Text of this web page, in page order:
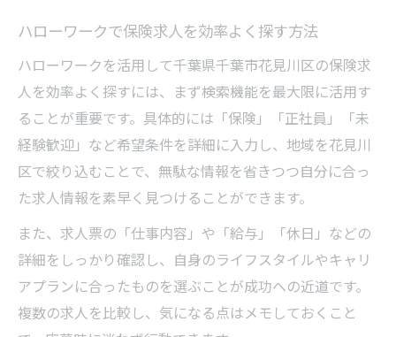
ハローワークで保険求人を効率よく探す方法
ハローワークを活用して千葉県千葉市花見川区の保険求
人を効率よく探すには、まず検索機能を最大限に活用す
ることが重要です。具体的には「保険」「正社員」「未
経験歓迎」など希望条件を詳細に入力し、地域を花見川
区で絞り込むことで、無駄な情報を省きつつ自分に合っ
た求人情報を素早く見つけることができます。
また、求人票の「仕事内容」や「給与」「休日」などの
詳細をしっかり確認し、自身のライフスタイルやキャリ
アプランに合ったものを選ぶことが成功への近道です。
複数の求人を比較し、気になる点はメモしておくこと